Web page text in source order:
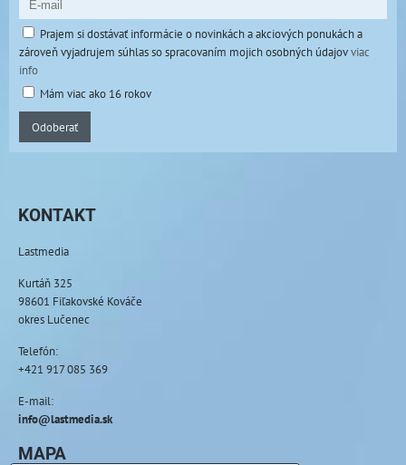
Prajem si dostávať informácie o novinkách a akciových ponukách a
zároveň vyjadrujem súhlas so spracovaním mojich osobných údajovviac
info
Mám viac ako 16 rokov
Odoberať
KONTAKT
Lastmedia
Kurtáň 325
98601 Fiľakovské Kováče
okres Lučenec
Telefón:
+421 917 085 369
E-mail:
info@lastmedia.sk
MAPA